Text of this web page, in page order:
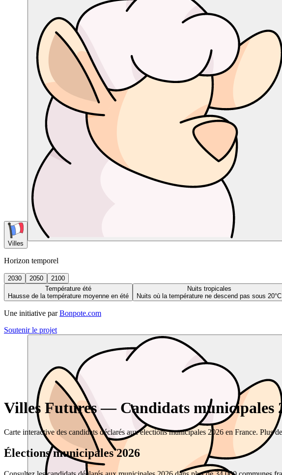
Villes
Horizon temporel
2030 2050
2100
Température été
Hausse de la température moyenne en été
Nuits tropicales
Nuits où la température ne descend pas sous 20°C
Une initiative par Bonpote.com
Soutenir le projet
Villes Futures — Candidats municipales
Carte interactive des candidats déclarés aux élections municipales 2026 en France. Plus
Élections municipales 2026